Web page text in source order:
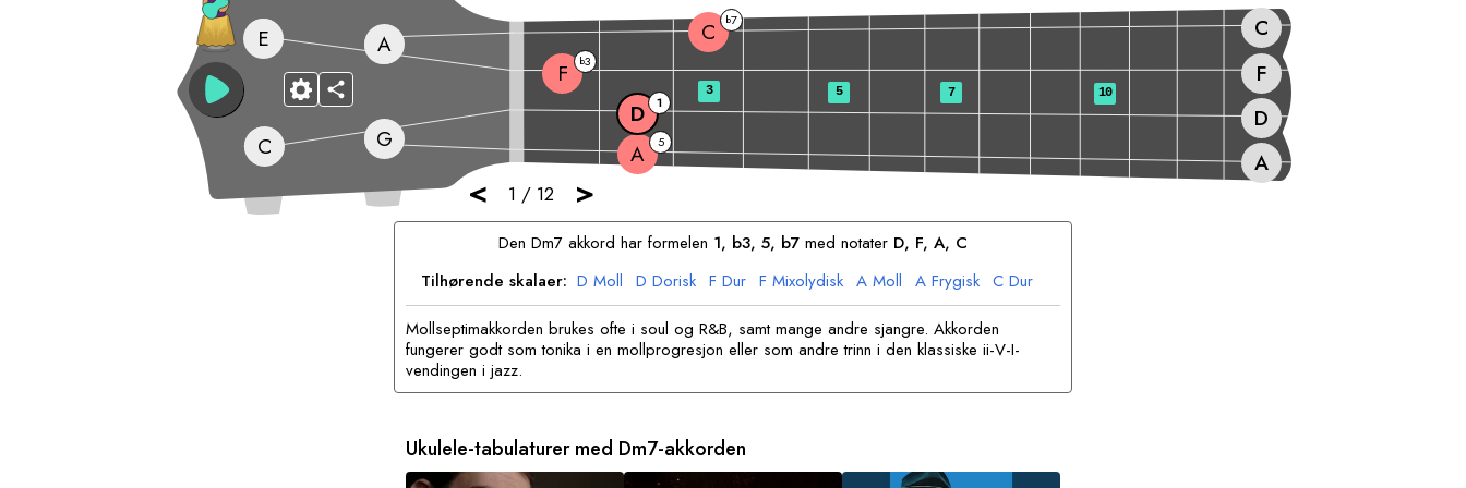
< 1 / 12 >
G
A 5
A
C
D 1
D
E
F
b3 F
A C b7 C
3 5 7 10
Den Dm7 akkord har formelen 1, b3, 5, b7 med notater D, F, A, C
Tilhørende skalaer: D Moll D Dorisk F Dur F Mixolydisk A Moll A Frygisk C Dur
C Dorisk
Mollseptimakkorden brukes ofte i soul og R&B, samt mange andre sjangre. Akkorden
fungerer godt som tonika i en mollprogresjon eller som andre trinn i den klassiske ii-V-I-
vendingen i jazz.
Ukulele-tabulaturer med Dm7-akkorden